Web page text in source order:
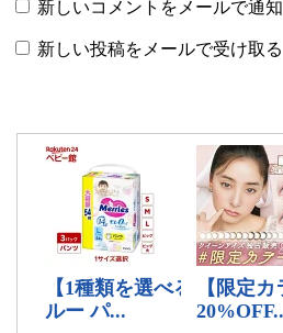
新しいコメントをメールで通知
新しい投稿をメールで受け取る